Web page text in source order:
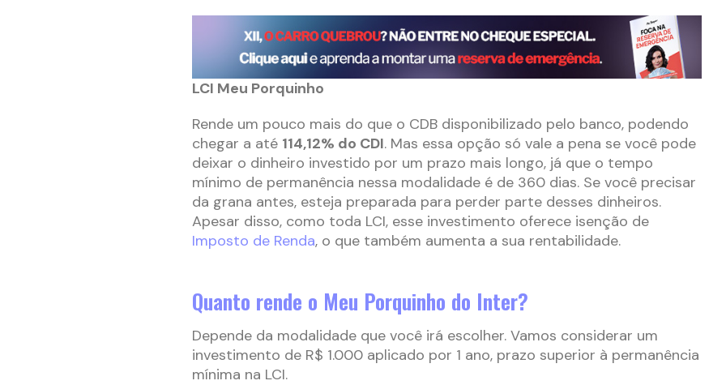
LCI Meu Porquinho
Rende um pouco mais do que o CDB disponibilizado pelo banco, podendo
chegar a até 114,12% do CDI. Mas essa opção só vale a pena se você pode
deixar o dinheiro investido por um prazo mais longo, já que o tempo
mínimo de permanência nessa modalidade é de 360 dias. Se você precisar
da grana antes, esteja preparada para perder parte desses dinheiros.
Apesar disso, como toda LCI, esse investimento oferece isenção de
Imposto de Renda, o que também aumenta a sua rentabilidade.
Quanto rende o Meu Porquinho do Inter?
Depende da modalidade que você irá escolher. Vamos considerar um
investimento de R$ 1.000 aplicado por 1 ano, prazo superior à permanência
mínima na LCI.